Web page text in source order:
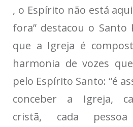
, o Espírito não está
fora” destacou o Santo
que a Igreja é
harmonia de vozes
pelo Espírito Santo: “é
conceber a Igreja,
cristã, cada